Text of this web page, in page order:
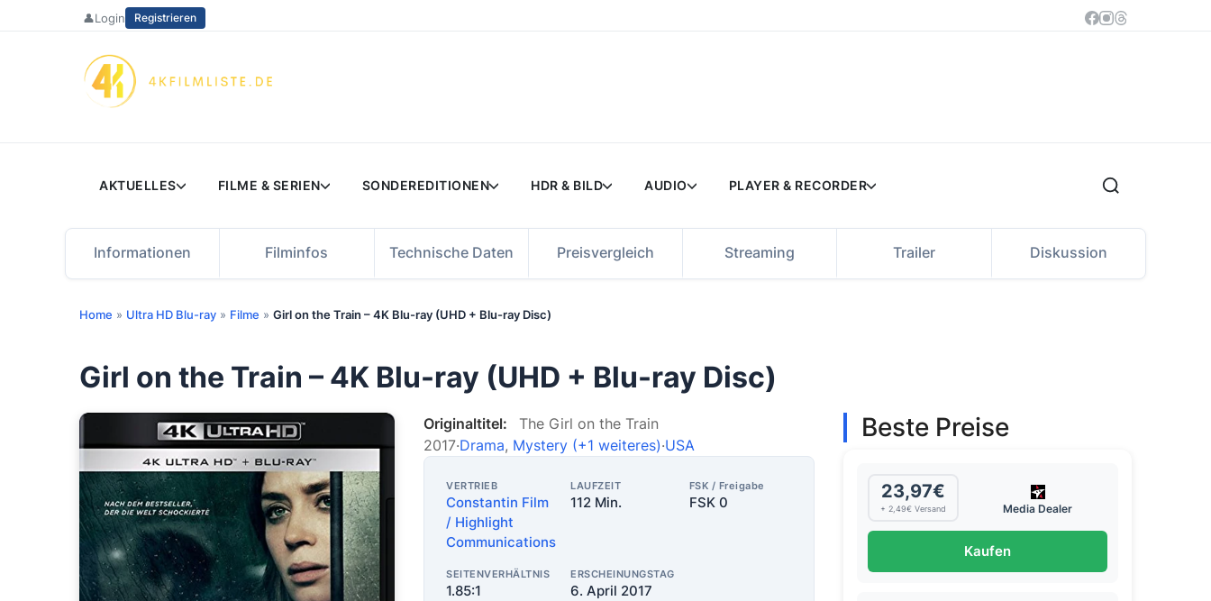
👤Login Registrieren
AKTUELLES FILME & SERIEN SONDEREDITIONEN HDR & BILD AUDIO PLAYER & RECORDER
Informationen Filminfos Technische Daten Preisvergleich Streaming Trailer Diskussion
Home » Ultra HD Blu-ray » Filme » Girl on the Train – 4K Blu-ray (UHD + Blu-ray Disc)
Girl on the Train – 4K Blu-ray (UHD + Blu-ray Disc)
Originaltitel:
The Girl on the Train
2017·Drama, Mystery (+1 weiteres)·USA
VERTRIEB
Constantin Film
/ Highlight
Communications
LAUFZEIT
112 Min.
FSK / Freigabe
FSK 0
SEITENVERHÄLTNIS
1.85:1
ERSCHEINUNGSTAG
6. April 2017
Beste Preise
Media Dealer
23,97€
+ 2,49€ Versand
Kaufen